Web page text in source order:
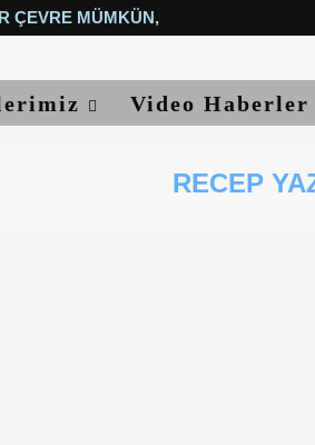
ÇEVRE MÜMKÜN, YETER...
Video Haberler
RECEP